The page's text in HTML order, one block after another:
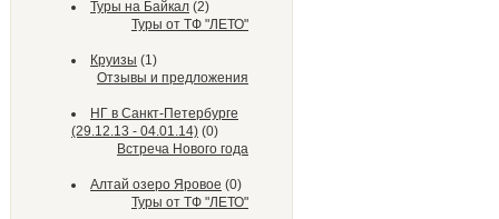
Туры на Байкал (2)
Туры от ТФ "ЛЕТО"
Круизы (1)
Отзывы и предложения
НГ в Санкт-Петербурге
(29.12.13 - 04.01.14) (0)
Встреча Нового года
Алтай озеро Яровое (0)
Туры от ТФ "ЛЕТО"